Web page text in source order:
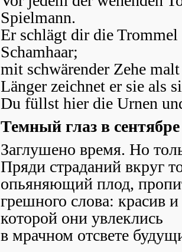
Spielmann.
Er schlägt dir die
Schamhaar;
mit schwärender Zehe
Länger zeichnet er sie als
Du füllst hier die Urnen
Темный глаз в сентябре
Заглушено время. Но
Пряди страданий вкруг
опьяняющий плод,
грешного слова: красив
которой они увлеклись
в мрачном отсвете